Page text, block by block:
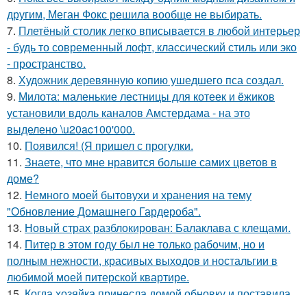
другим, Меган Фокс решила вообще не выбирать.
7. Плетёный столик легко вписывается в любой интерьер
- будь то современный лофт, классический стиль или эко
- пространство.
8. Художник деревянную копию ушедшего пса создал.
9. Милота: маленькие лестницы для котеек и ёжиков
установили вдоль каналов Амстердама - на это
выделено \u20ac100'000.
10. Появился! (Я пришел с прогулки.
11. Знаете, что мне нравится больше самих цветов в
доме?
12. Немного моей бытовухи и хранения на тему
"Обновление Домашнего Гардероба".
13. Новый страх разблокирован: Балаклава с клещами.
14. Питер в этом году был не только рабочим, но и
полным нежности, красивых выходов и ностальгии в
любимой моей питерской квартире.